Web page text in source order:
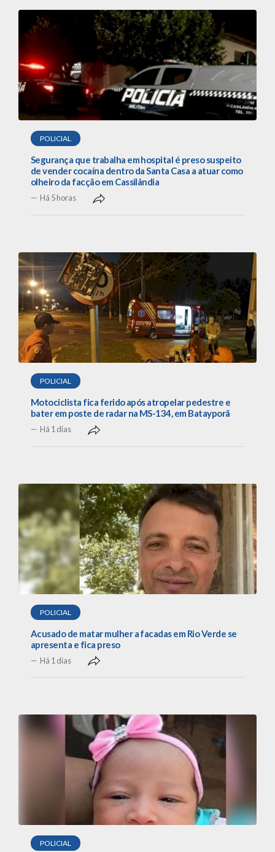
POLICIAL
Segurança que trabalha em hospital é preso suspeito
de vender cocaína dentro da Santa Casa a atuar como
olheiro da facção em Cassilândia
Há 5 horas
POLICIAL
Motociclista fica ferido após atropelar pedestre e
bater em poste de radar na MS-134, em Batayporã
Há 1 dias
POLICIAL
Acusado de matar mulher a facadas em Rio Verde se
apresenta e fica preso
Há 1 dias
POLICIAL